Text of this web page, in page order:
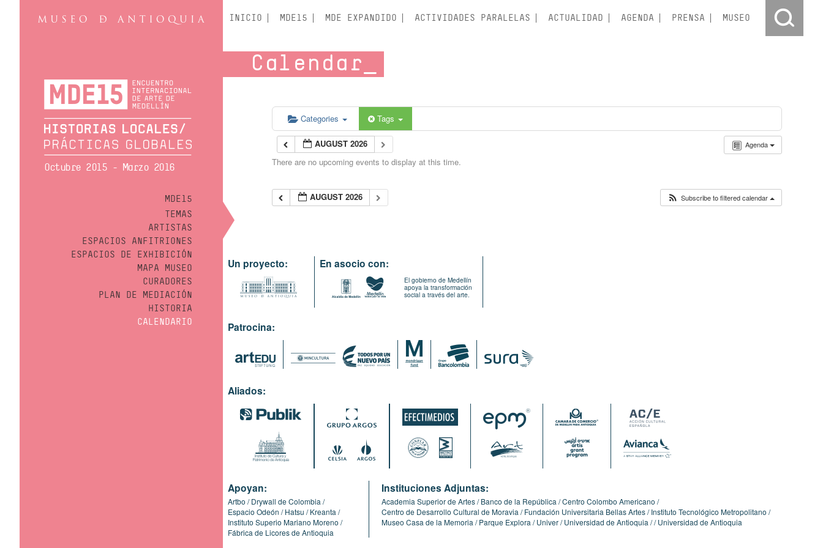
Octubre 2015 - Marzo 2016
MDE15
TEMAS
ARTISTAS
ESPACIOS ANFITRIONES
ESPACIOS DE EXHIBICIÓN
MAPA MUSEO
CURADORES
PLAN DE MEDIACIÓN
HISTORIA
CALENDARIO
INICIO MDE15 MDE EXPANDIDO ACTIVIDADES PARALELAS ACTUALIDAD AGENDA PRENSA MUSEO
Calendar
Categories Tags
Agenda
AUGUST 2026
There are no upcoming events to display at this time.
AUGUST 2026 Subscribe to filtered calendar
Un proyecto: En asocio con:
El gobierno de Medellín
apoya la transformación
social a través del arte.
Patrocina:
Aliados:
Apoyan:
Artbo
Drywall de Colombia
Espacio Odeón
Hatsu
Kreanta
Instituto Superio Mariano Moreno
Fábrica de Licores de Antioquia
Instituciones Adjuntas:
Academia Superior de Artes Banco de la República Centro Colombo Americano
Centro de Desarrollo Cultural de Moravia
Fundación Universitaria Bellas Artes Instituto Tecnológico Metropolitano
Museo Casa de la Memoria
Parque Explora Univer Universidad de Antioquia Universidad de Antioquia